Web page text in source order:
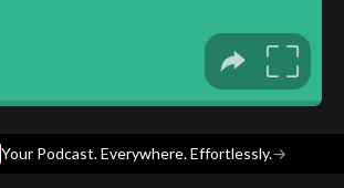
Your Podcast. Everywhere. Effortlessly.→